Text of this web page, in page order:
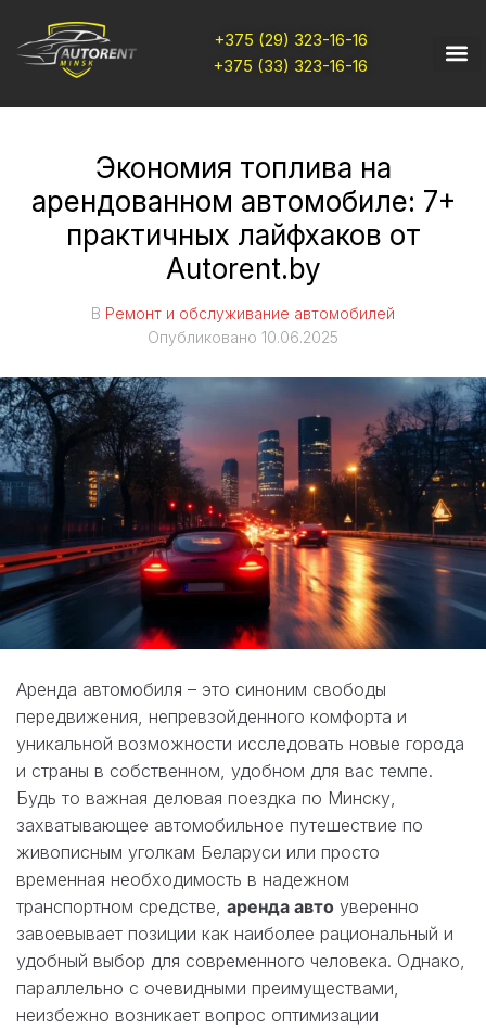
+375 (29) 323-16-16
+375 (33) 323-16-16
Экономия топлива на
арендованном автомобиле: 7+
практичных лайфхаков от
Autorent.by
В Ремонт и обслуживание автомобилей
Опубликовано 10.06.2025
Аренда автомобиля – это синоним свободы
передвижения, непревзойденного комфорта и
уникальной возможности исследовать новые города
и страны в собственном, удобном для вас темпе.
Будь то важная деловая поездка по Минску,
захватывающее автомобильное путешествие по
живописным уголкам Беларуси или просто
временная необходимость в надежном
транспортном средстве, аренда авто уверенно
завоевывает позиции как наиболее рациональный и
удобный выбор для современного человека. Однако,
параллельно с очевидными преимуществами,
неизбежно возникает вопрос оптимизации